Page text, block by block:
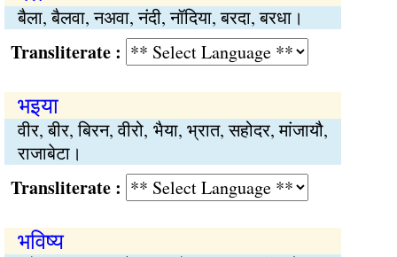
बैला, बैलवा, नअवा, नंदी, नॉदिया, बरदा, बरधा।
:
भइया
वीर, बीर, बिरन, वीरो, भैया, भ्रात, सहोदर, मांजायौ,
राजाबेटा।
:
भविष्य